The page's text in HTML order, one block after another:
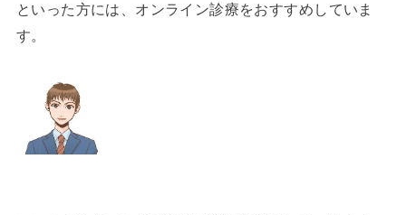
といった方には、オンライン診療をおすすめしていま
す。